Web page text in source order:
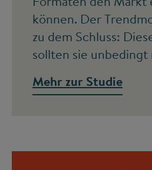
können. Der
zu dem Schluss:
sollten sie unbedingt
Mehr zur Studie